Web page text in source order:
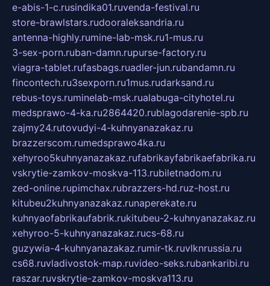
e-abis-1-c.rusindika01.ruvenda-festival.ru
store-brawlstars.rudooraleksandria.ru
antenna-highly.rumine-lab-msk.ru1-mus.ru
3-sex-porn.ruban-damn.rupurse-factory.ru
viagra-tablet.rufasbags.ruadler-jun.rubandamn.ru
fincontech.ru3sexporn.ru1mus.rudarksand.ru
rebus-toys.ruminelab-msk.rualabuga-cityhotel.ru
medsprawo-4-ka.ru2864420.rublagodarenie-spb.ru
zajmy24.rutovudyi-4-kuhnyanazakaz.ru
brazzerscom.rumedsprawo4ka.ru
xehyroo5kuhnyanazakaz.rufabrikayfabrikaefabrika.ru
vskrytie-zamkov-moskva-113.rubiletnadom.ru
zed-online.rupimchax.rubrazzers-hd.ruz-host.ru
kitubeu2kuhnyanazakaz.runaperekate.ru
kuhnyaofabrikaufabrik.rukitubeu-2-kuhnyanazakaz.ru
xehyroo-5-kuhnyanazakaz.rucs-68.ru
guzywia-4-kuhnyanazakaz.rumir-tk.ruvlknrussia.ru
cs68.ruvladivostok-map.ruvideo-seks.rubankaribi.ru
raszar.ruvskrytie-zamkov-moskva113.ru